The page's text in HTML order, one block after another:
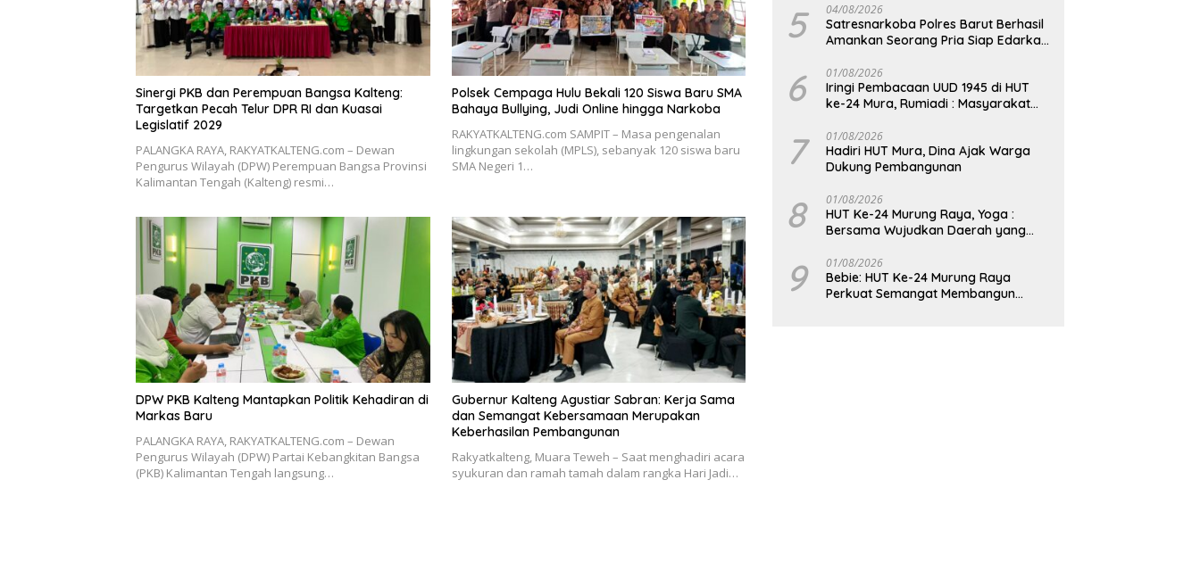
Sinergi PKB dan Perempuan Bangsa Kalteng:
Targetkan Pecah Telur DPR RI dan Kuasai
Legislatif 2029
PALANGKA RAYA, RAKYATKALTENG.com – Dewan
Pengurus Wilayah (DPW) Perempuan Bangsa Provinsi
Kalimantan Tengah (Kalteng) resmi…
Polsek Cempaga Hulu Bekali 120 Siswa Baru SMA
Bahaya Bullying, Judi Online hingga Narkoba
RAKYATKALTENG.com SAMPIT – Masa pengenalan
lingkungan sekolah (MPLS), sebanyak 120 siswa baru
SMA Negeri 1…
DPW PKB Kalteng Mantapkan Politik Kehadiran di
Markas Baru
PALANGKA RAYA, RAKYATKALTENG.com – Dewan
Pengurus Wilayah (DPW) Partai Kebangkitan Bangsa
(PKB) Kalimantan Tengah langsung…
Gubernur Kalteng Agustiar Sabran: Kerja Sama
dan Semangat Kebersamaan Merupakan
Keberhasilan Pembangunan
Rakyatkalteng, Muara Teweh – Saat menghadiri acara
syukuran dan ramah tamah dalam rangka Hari Jadi…
5 04/08/2026
Satresnarkoba Polres Barut Berhasil
Amankan Seorang Pria Siap Edarkan
Gram
6 01/08/2026
Iringi Pembacaan UUD 1945 di HUT
ke-24 Mura, Rumiadi : Masyarakat
yang Lebih Besar
7 01/08/2026
Hadiri HUT Mura, Dina Ajak Warga
Dukung Pembangunan
8 01/08/2026
HUT Ke-24 Murung Raya, Yoga :
Bersama Wujudkan Daerah yang
9 01/08/2026
Bebie: HUT Ke-24 Murung Raya
Perkuat Semangat Membangun